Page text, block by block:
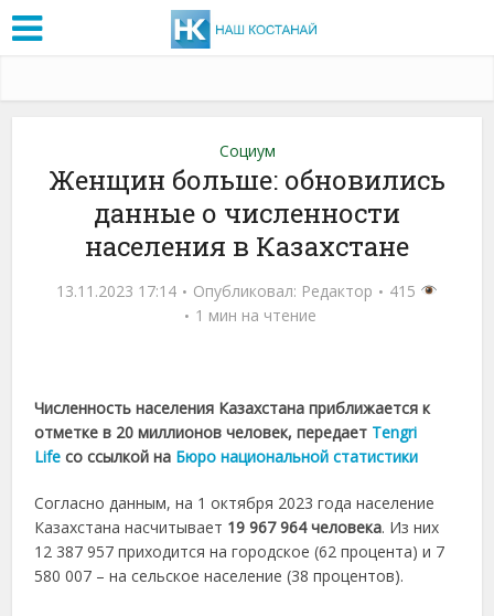
Социум
Женщин больше: обновились
данные о численности
населения в Казахстане
13.11.2023 17:14 Опубликовал: Редактор
415
1 мин на чтение
Численность населения Казахстана приближается к
отметке в 20 миллионов человек, передает Tengri
Life со ссылкой на Бюро национальной статистики
Согласно данным, на 1 октября 2023 года население
Казахстана насчитывает 19 967 964 человека. Из них
12 387 957 приходится на городское (62 процента) и 7
580 007 – на сельское население (38 процентов).